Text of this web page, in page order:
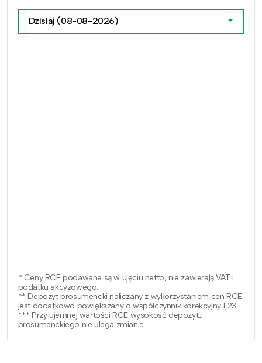
Dzisiaj (08-08-2026)
* Ceny RCE podawane są w ujęciu netto, nie zawierają VAT i
podatku akcyzowego.
** Depozyt prosumencki naliczany z wykorzystaniem cen RCE
jest dodatkowo powiększany o współczynnik korekcyjny 1,23.
*** Przy ujemnej wartości RCE wysokość depozytu
prosumenckiego nie ulega zmianie.